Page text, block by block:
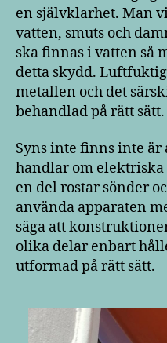
en självklarhet. Man
vatten, smuts och
ska finnas i vatten så
detta skydd.
metallen och det
behandlad på rätt sätt.
Syns inte finns inte är
handlar om elektriska
en del rostar sönder
använda apparaten
säga att
olika delar enbart
utformad på rätt sätt.